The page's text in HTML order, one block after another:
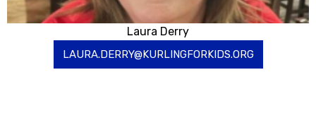
Laura Derry
LAURA.DERRY@KURLINGFORKIDS.ORG